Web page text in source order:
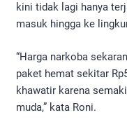
kini tidak lagi hanya
masuk hingga ke
“Harga narkoba
paket hemat sekitar
khawatir karena
muda,” kata Roni.